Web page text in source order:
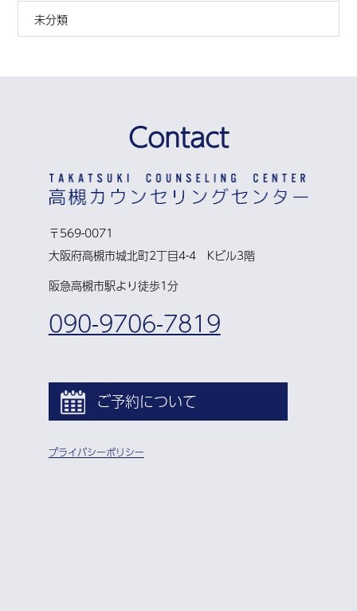
未分類
Contact
〒569-0071
大阪府高槻市城北町2丁目4-4 Kビル3階
阪急高槻市駅より徒歩1分
090-9706-7819
ご予約について
プライバシーポリシー